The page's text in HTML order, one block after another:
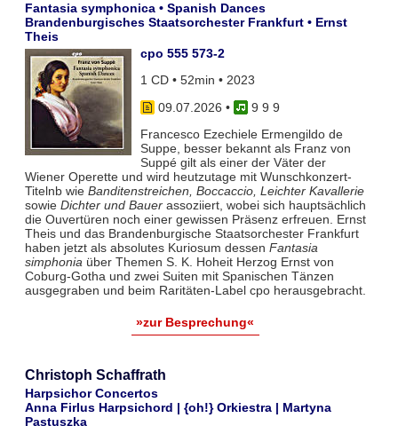
Fantasia symphonica • Spanish Dances
Brandenburgisches Staatsorchester Frankfurt • Ernst
Theis
cpo 555 573-2
1 CD • 52min • 2023
09.07.2026 •
9 9 9
Francesco Ezechiele Ermengildo de
Suppe, besser bekannt als Franz von
Suppé gilt als einer der Väter der
Wiener Operette und wird heutzutage mit Wunschkonzert-
Titelnb wie Banditenstreichen, Boccaccio, Leichter Kavallerie
sowie Dichter und Bauerassoziiert, wobei sich hauptsächlich
die Ouvertüren noch einer gewissen Präsenz erfreuen. Ernst
Theis und das Brandenburgische Staatsorchester Frankfurt
haben jetzt als absolutes Kuriosum dessen Fantasia
simphoniaüber Themen S. K. Hoheit Herzog Ernst von
Coburg-Gotha und zwei Suiten mit Spanischen Tänzen
ausgegraben und beim Raritäten-Label cpo herausgebracht.
»zur Besprechung«
Christoph Schaffrath
Harpsichor Concertos
Anna Firlus Harpsichord | {oh!} Orkiestra | Martyna
Pastuszka